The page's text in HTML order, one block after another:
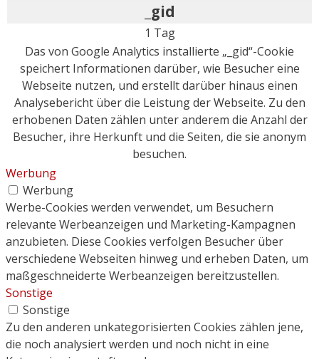
_gid
1 Tag
Das von Google Analytics installierte „_gid“-Cookie
speichert Informationen darüber, wie Besucher eine
Webseite nutzen, und erstellt darüber hinaus einen
Analysebericht über die Leistung der Webseite. Zu den
erhobenen Daten zählen unter anderem die Anzahl der
Besucher, ihre Herkunft und die Seiten, die sie anonym
besuchen.
Werbung
Werbung
Werbe-Cookies werden verwendet, um Besuchern
relevante Werbeanzeigen und Marketing-Kampagnen
anzubieten. Diese Cookies verfolgen Besucher über
verschiedene Webseiten hinweg und erheben Daten, um
maßgeschneiderte Werbeanzeigen bereitzustellen.
Sonstige
Sonstige
Zu den anderen unkategorisierten Cookies zählen jene,
die noch analysiert werden und noch nicht in eine